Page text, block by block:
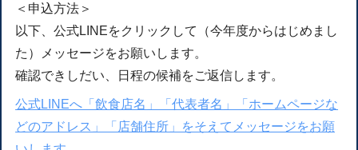
＜申込方法＞
以下、公式LINEをクリックして（今年度からはじめまし
た）メッセージをお願いします。
確認できしだい、日程の候補をご返信します。
公式LINEへ「飲食店名」「代表者名」「ホームページな
どのアドレス」「店舗住所」をそえてメッセージをお願